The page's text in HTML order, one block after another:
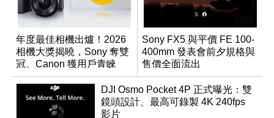
年度最佳相機出爐！2026
相機大獎揭曉，Sony 奪雙
冠、Canon 獲用戶青睞
Sony FX5 與平價 FE 100-
400mm 發表會前夕規格與
售價全面流出
DJI Osmo Pocket 4P 正式曝光：雙
鏡頭設計、最高可錄製 4K 240fps
影片